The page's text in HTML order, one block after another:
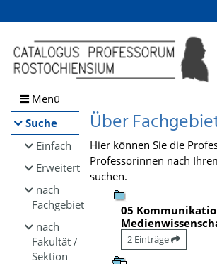
Browsen
direkt zum Inhalt
Menü
Suche
Einfach
Erweitert
nach
Fachgebiet
nach
Fakultät /
Sektion
Über
Hier können Sie die
Professorinnen nach
suchen.
05
2 Einträge